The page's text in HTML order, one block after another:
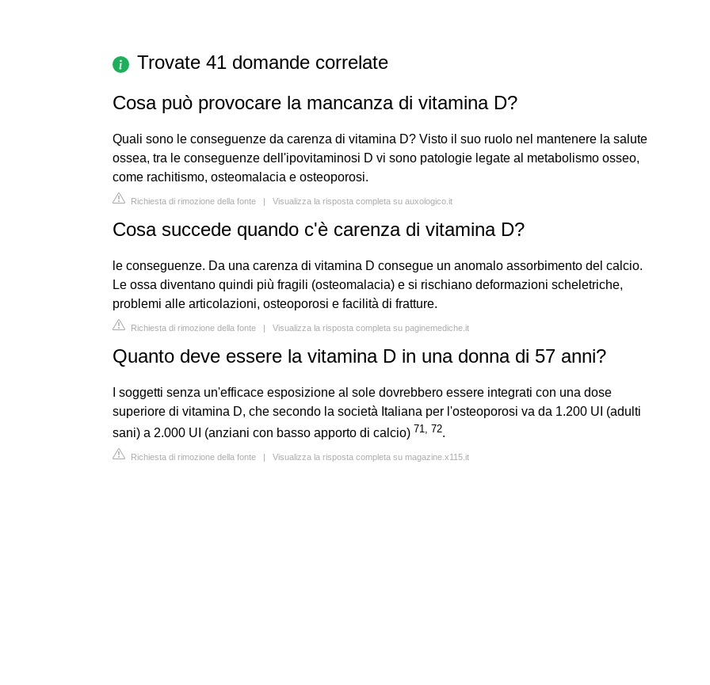
Trovate 41 domande correlate
Cosa può provocare la mancanza di vitamina D?
Quali sono le conseguenze da carenza di vitamina D? Visto il suo ruolo nel mantenere la salute
ossea, tra le conseguenze dell'ipovitaminosi D vi sono patologie legate al metabolismo osseo,
come rachitismo, osteomalacia e osteoporosi.
Richiesta di rimozione della fonte | Visualizza la risposta completa su auxologico.it
Cosa succede quando c'è carenza di vitamina D?
le conseguenze. Da una carenza di vitamina D consegue un anomalo assorbimento del calcio.
Le ossa diventano quindi più fragili (osteomalacia) e si rischiano deformazioni scheletriche,
problemi alle articolazioni, osteoporosi e facilità di fratture.
Richiesta di rimozione della fonte | Visualizza la risposta completa su paginemediche.it
Quanto deve essere la vitamina D in una donna di 57 anni?
I soggetti senza un'efficace esposizione al sole dovrebbero essere integrati con una dose
superiore di vitamina D, che secondo la società Italiana per l'osteoporosi va da 1.200 UI (adulti
sani) a 2.000 UI (anziani con basso apporto di calcio) 71, 72.
Richiesta di rimozione della fonte Visualizza la risposta completa su magazine.x115.it